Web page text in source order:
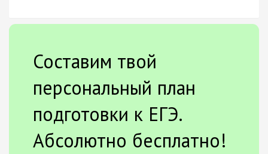
Составим твой
персональный план
подготовки к ЕГЭ.
Абсолютно бесплатно!